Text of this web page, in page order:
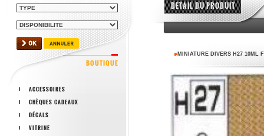
BOUTIQUE
ACCESSOIRES
CHÈQUES CADEAUX
DÉCALS
VITRINE
DETAIL DU PRODUIT
MINIATURE DIVERS H27 10ML